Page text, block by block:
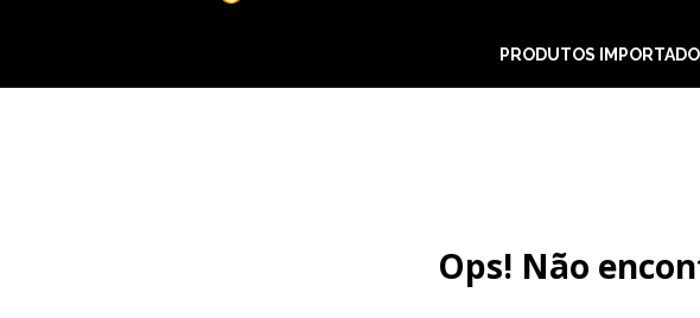
PRODUTOS
Ops! Não